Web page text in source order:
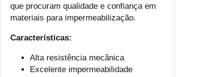
que procuram qualidade e confiança em
materiais para impermeabilização.
Características:
Alta resistência mecânica
Excelente impermeabilidade